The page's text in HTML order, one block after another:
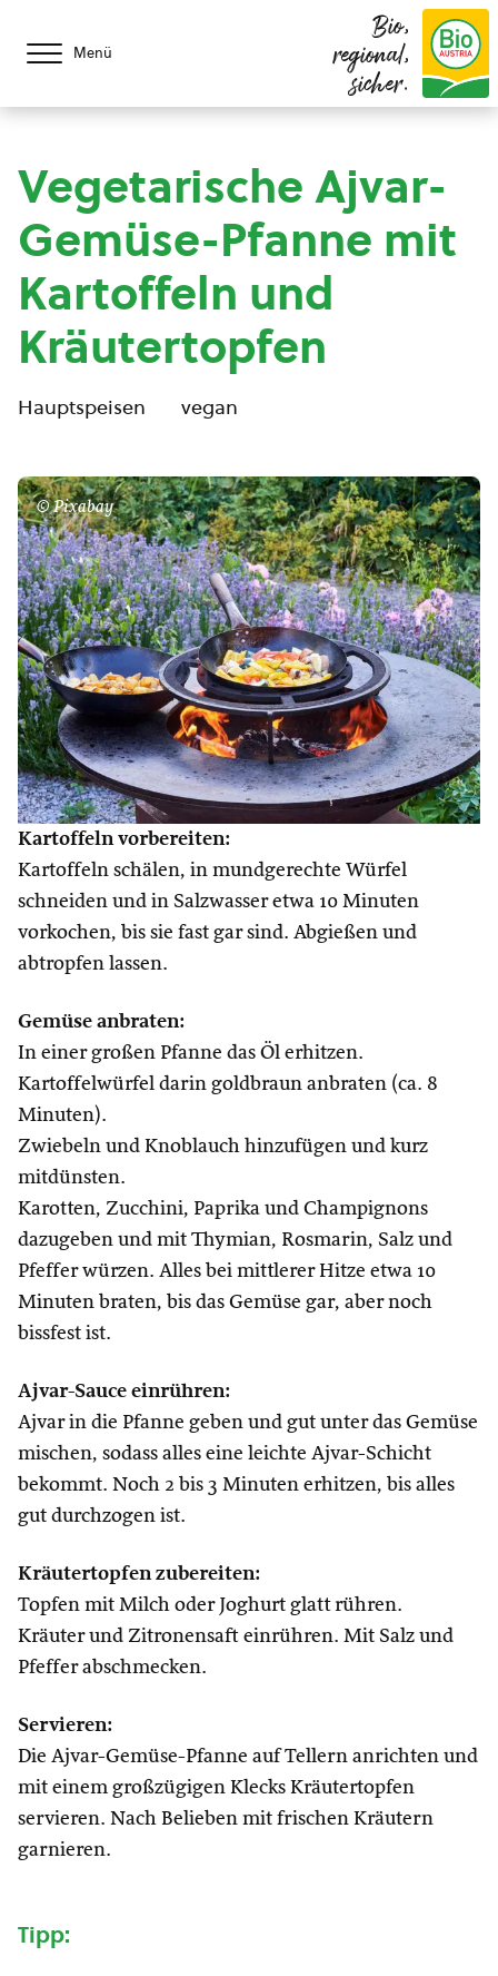
Menü
Bio,
regional,
sicher.
Vegetarische Ajvar-
Gemüse-Pfanne mit
Kartoffeln und
Kräutertopfen
Hauptspeisen vegan
© Pixabay
Kartoffeln vorbereiten:
Kartoffeln schälen, in mundgerechte Würfel
schneiden und in Salzwasser etwa 10 Minuten
vorkochen, bis sie fast gar sind. Abgießen und
abtropfen lassen.
Gemüse anbraten:
In einer großen Pfanne das Öl erhitzen.
Kartoffelwürfel darin goldbraun anbraten (ca. 8
Minuten).
Zwiebeln und Knoblauch hinzufügen und kurz
mitdünsten.
Karotten, Zucchini, Paprika und Champignons
dazugeben und mit Thymian, Rosmarin, Salz und
Pfeffer würzen. Alles bei mittlerer Hitze etwa 10
Minuten braten, bis das Gemüse gar, aber noch
bissfest ist.
Ajvar-Sauce einrühren:
Ajvar in die Pfanne geben und gut unter das Gemüse
mischen, sodass alles eine leichte Ajvar-Schicht
bekommt. Noch 2 bis 3 Minuten erhitzen, bis alles
gut durchzogen ist.
Kräutertopfen zubereiten:
Topfen mit Milch oder Joghurt glatt rühren.
Kräuter und Zitronensaft einrühren. Mit Salz und
Pfeffer abschmecken.
Servieren:
Die Ajvar-Gemüse-Pfanne auf Tellern anrichten und
mit einem großzügigen Klecks Kräutertopfen
servieren. Nach Belieben mit frischen Kräutern
garnieren.
Tipp: